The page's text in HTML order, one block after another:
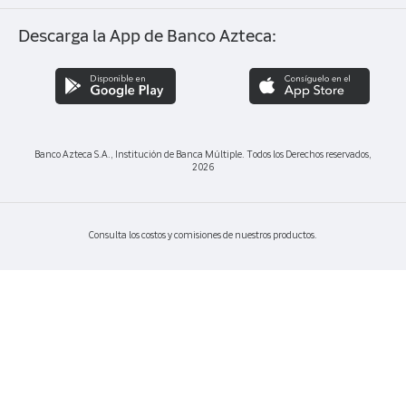
Descarga la App de Banco Azteca:
Banco Azteca S.A., Institución de Banca Múltiple. Todos los Derechos reservados,
2026
Consulta los costos y comisiones de nuestros productos.